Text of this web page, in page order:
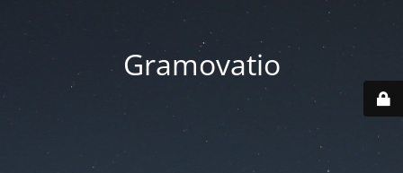
Gramovatio